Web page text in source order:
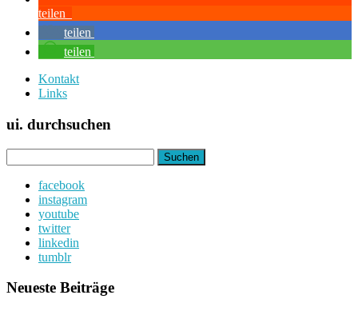
teilen
teilen
teilen
Kontakt
Links
ui. durchsuchen
nach:
facebook
instagram
youtube
twitter
linkedin
tumblr
Neueste Beiträge